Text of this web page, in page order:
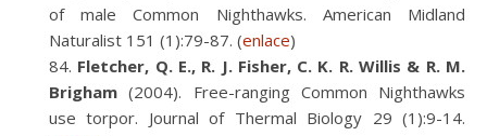
of male Common Nighthawks. American Midland
Naturalist 151 (1):79-87. (enlace)
Fletcher, Q. E., R. J. Fisher, C. K. R. Willis & R. M.
Brigham (2004). Free-ranging Common Nighthawks
use torpor. Journal of Thermal Biology 29 (1):9-14.